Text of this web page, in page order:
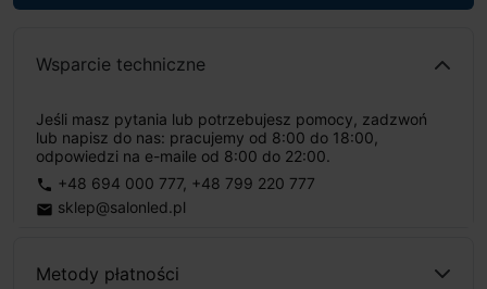
Wsparcie techniczne
Jeśli masz pytania lub potrzebujesz pomocy, zadzwoń
lub napisz do nas: pracujemy od 8:00 do 18:00,
odpowiedzi na e-maile od 8:00 do 22:00.
phone +48 694 000 777, +48 799 220 777
email sklep@salonled.pl
Metody płatności